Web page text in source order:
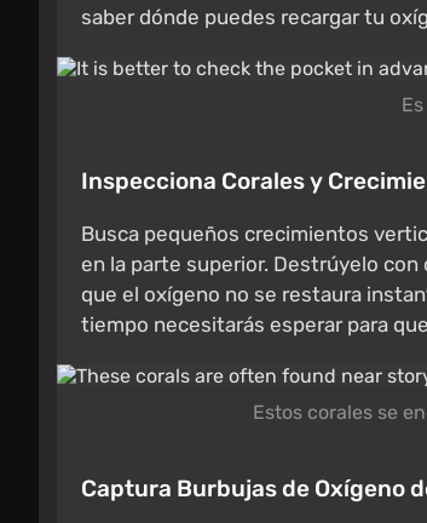
saber dónde puedes recargar tu
Inspecciona Corales y
Busca pequeños crecimientos
en la parte superior. Destrúyelo
que el oxígeno no se restaura
tiempo necesitarás esperar para
Estos corales se
Captura Burbujas de Oxígeno